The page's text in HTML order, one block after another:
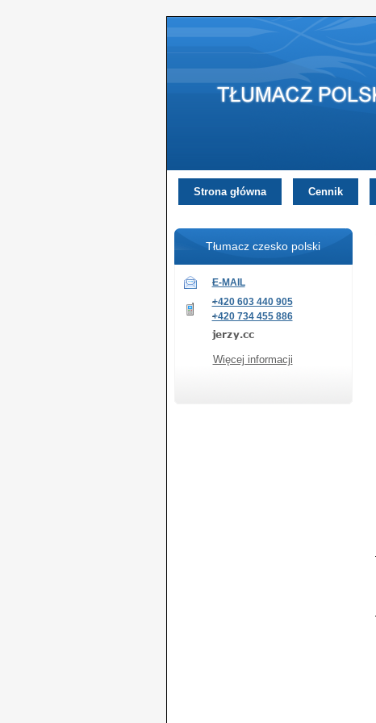
Strona główna Cennik
Tłumacz czesko polski
E-MAIL
+420 603 440 905
+420 734 455 886
Więcej informacji